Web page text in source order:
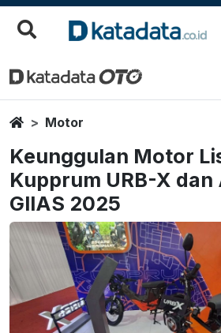
HomeMotor
Keunggulan Motor
Kupprum URB-X dan
GIIAS 2025